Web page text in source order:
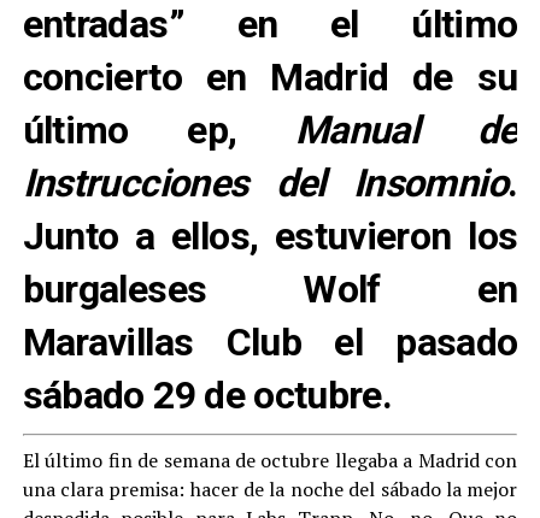
entradas” en el último
concierto en Madrid de su
último ep, Manual de
Instrucciones del Insomnio.
Junto a ellos, estuvieron los
burgaleses Wolf en
Maravillas Club el pasado
sábado 29 de octubre.
El último fin de semana de octubre llegaba a Madrid con
una clara premisa: hacer de la noche del sábado la mejor